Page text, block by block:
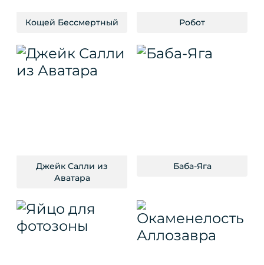
Кощей Бессмертный Робот
Джейк Салли из
Аватара
Баба-Яга